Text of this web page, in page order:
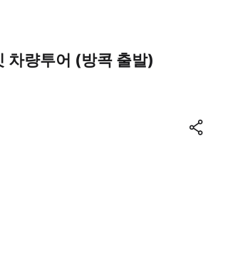
차량투어 (방콕 출발)